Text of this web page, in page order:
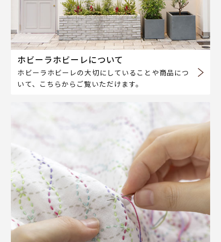
ホビーラホビーレについて
ホビーラホビーレの大切にしていることや商品につ
いて、こちらからご覧いただけます。